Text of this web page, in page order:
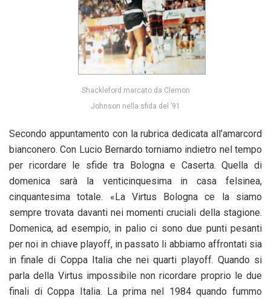
Shackleford marcato da Clemon
Johnson nella sfida del ’91
Secondo appuntamento con la rubrica dedicata all’amarcord
bianconero. Con Lucio Bernardo torniamo indietro nel tempo
per ricordare le sfide tra Bologna e Caserta. Quella di
domenica sarà la venticinquesima in casa felsinea,
cinquantesima totale. «La Virtus Bologna ce la siamo
sempre trovata davanti nei momenti cruciali della stagione.
Domenica, ad esempio, in palio ci sono due punti pesanti
per noi in chiave playoff, in passato li abbiamo affrontati sia
in finale di Coppa Italia che nei quarti playoff. Quando si
parla della Virtus impossibile non ricordare proprio le due
finali di Coppa Italia. La prima nel 1984 quando fummo